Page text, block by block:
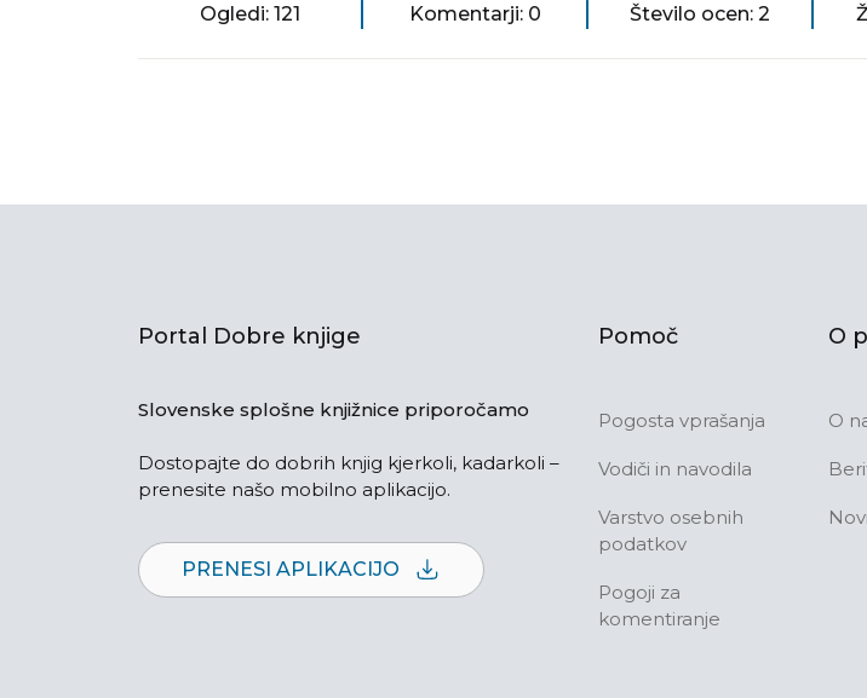
Ogledi: 121 Komentarji: 0 Število ocen: 2
Portal Dobre knjige
Slovenske splošne knjižnice priporočamo
Dostopajte do dobrih knjig kjerkoli, kadarkoli –
prenesite našo mobilno aplikacijo.
PRENESI APLIKACIJO
Pomoč
Pogosta vprašanja
Vodiči in navodila
Varstvo osebnih
podatkov
Pogoji za
komentiranje
O
O